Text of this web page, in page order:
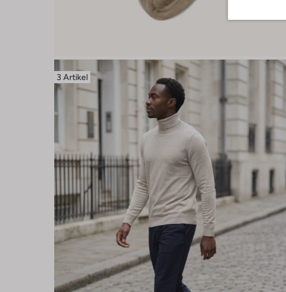
3 Artikel